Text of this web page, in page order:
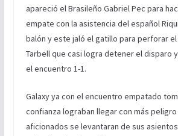
apareció el Brasileño Gabriel Pec para
empate con la asistencia del español
balón y este jaló el gatillo para perforar
Tarbell que casi logra detener el disparo
el encuentro 1-1.
Galaxy ya con el encuentro empatado
confianza lograban llegar con más
aficionados se levantaran de sus